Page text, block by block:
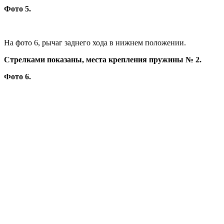
Фото 5.
На фото 6, рычаг заднего хода в нижнем положении.
Стрелками показаны, места крепления пружины № 2.
Фото 6.